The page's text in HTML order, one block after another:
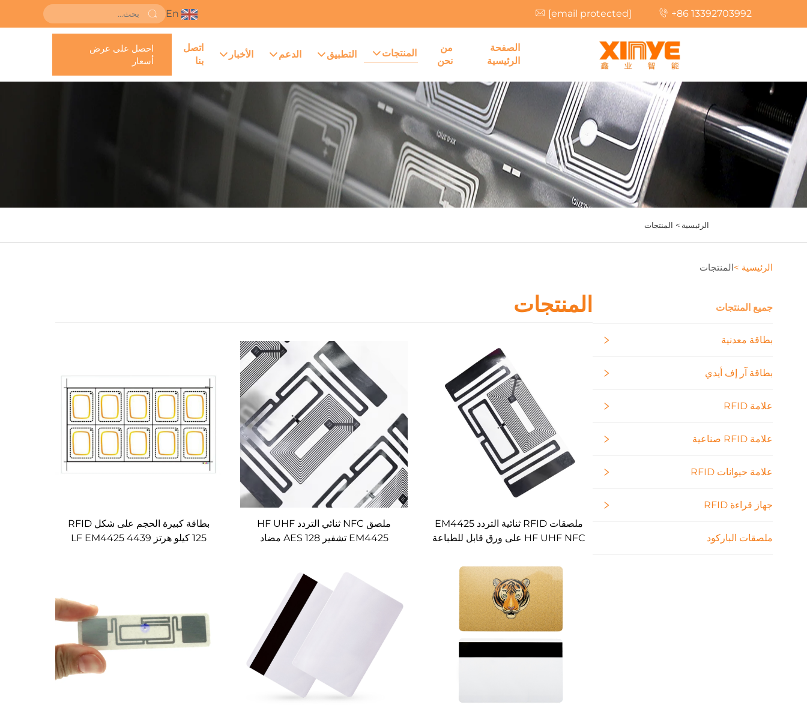
[email protected] +86 13392703992
En
الصفحة
الرئيسية
من
نحن
المنتجات التطبيق الدعم الأخبار
اتصل
بنا
احصل على عرض
أسعار
الرئيسية > المنتجات
الرئيسية >المنتجات
جميع المنتجات
بطاقة معدنية
بطاقة آر إف أيدي
علامة RFID
علامة RFID صناعية
علامة حيوانات RFID
جهاز قراءة RFID
ملصقات الباركود
المنتجات
ملصقات RFID ثنائية التردد EM4425
HF UHF NFC على ورق قابل للطباعة
ملصق NFC ثنائي التردد HF UHF
EM4425 تشفير AES 128 مضاد
بطاقة كبيرة الحجم على شكل RFID
125 كيلو هرتز LF EM4425 4439